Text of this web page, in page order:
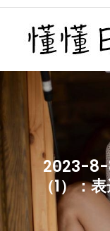
Skip
content
2023-8-
（1）：